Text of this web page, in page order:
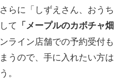
さらに「しずえさん、おう
して 「メープルのカボチャ畑
ンライン店舗での予約受付
まうので、手に入れたい方
う。